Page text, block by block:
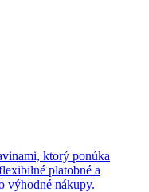
ktorý ponúka
platobné a
výhodné nákupy.